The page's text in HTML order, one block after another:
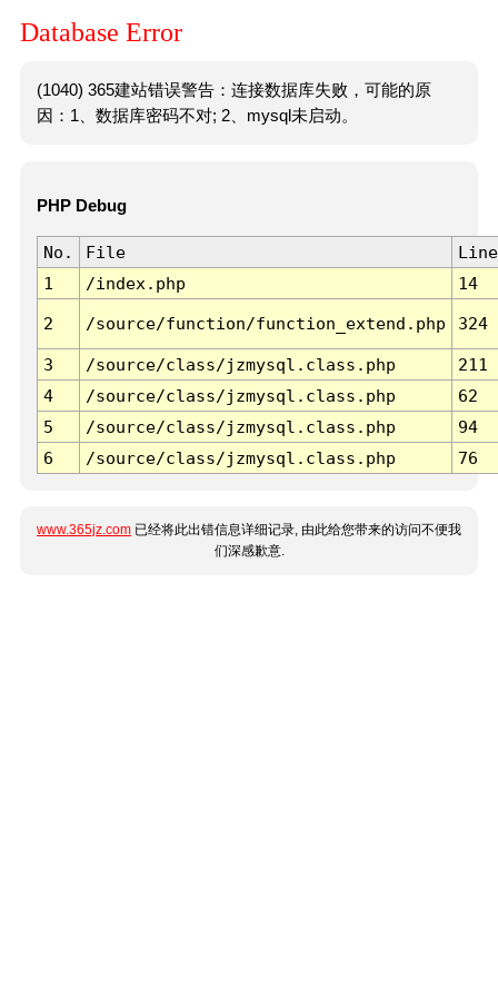
Database Error
(1040) 365建站错误警告：连接数据库失败，可能的原
因：1、数据库密码不对; 2、mysql未启动。
PHP Debug
No. File
Line
1
/index.php 14
2 /source/function/function_extend.php 324
3 /source/class/jzmysql.class.php
211
4
/source/class/jzmysql.class.php
62
5
/source/class/jzmysql.class.php
94
6
/source/class/jzmysql.class.php 76
www.365jz.com 已经将此出错信息详细记录, 由此给您带来的访问不便我
们深感歉意.